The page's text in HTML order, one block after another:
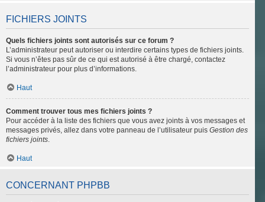
FICHIERS JOINTS
Quels fichiers joints sont autorisés sur ce forum ?
L’administrateur peut autoriser ou interdire certains types de fichiers joints.
Si vous n’êtes pas sûr de ce qui est autorisé à être chargé, contactez
l’administrateur pour plus d’informations.
Haut
Comment trouver tous mes fichiers joints ?
Pour accéder à la liste des fichiers que vous avez joints à vos messages et
messages privés, allez dans votre panneau de l’utilisateur puis Gestion des
fichiers joints.
Haut
CONCERNANT PHPBB